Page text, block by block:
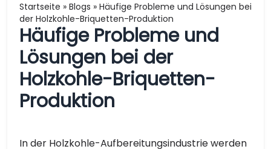
Startseite » Blogs » Häufige Probleme und Lösungen bei
der Holzkohle-Briquetten-Produktion
Häufige Probleme und
Lösungen bei der
Holzkohle-Briquetten-
Produktion
In der Holzkohle-Aufbereitungsindustrie werden